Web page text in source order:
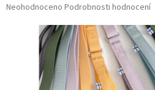
Průměrné
Neohodnoceno Podrobnosti hodnocení